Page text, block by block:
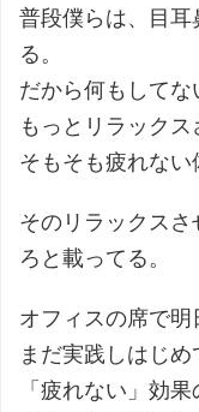
普段僕らは、目
る。
だから何もしてな
もっとリラック
そもそも疲れない
そのリラックス
ろと載ってる。
オフィスの席で明
まだ実践しはじ
「疲れない」効